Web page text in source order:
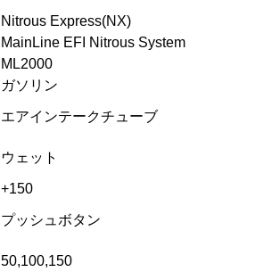
Nitrous Express(NX)
MainLine EFI Nitrous System
ML2000
ガソリン
エアインテークチューブ
ウェット
+150
プッシュボタン
50,100,150